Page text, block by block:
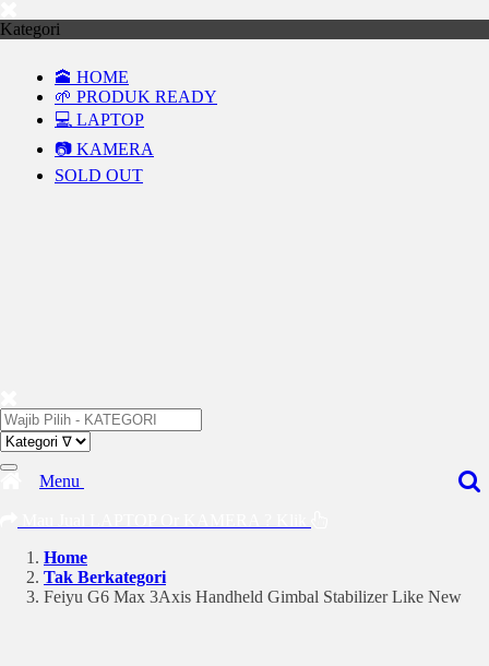
Kategori
🕋 HOME
🌱 PRODUK READY
💻 LAPTOP
📷 KAMERA
SOLD OUT
Menu
Home
Tak Berkategori
Feiyu G6 Max 3Axis Handheld Gimbal Stabilizer Like New